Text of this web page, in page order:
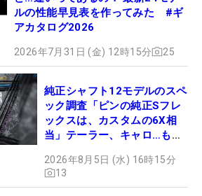
ルの性能早見表を作ってみた #ギ
アカタログ2026
2026年7月31日 (金) 12時15分 25
純正シャフト12モデルのスペ
ック調査「ピンの純正Sフレ
ックスは、カスタムの6X相
当」テーラー、キャロ…もチ
2026年8月5日 (水) 16時15分
13